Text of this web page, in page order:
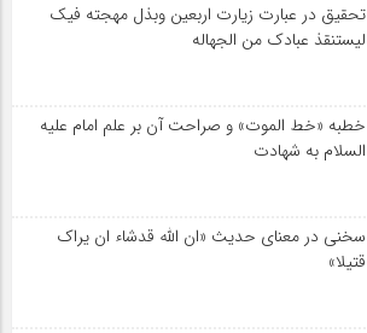
تحقیق در عبارت زیارت اربعین وبذل مهجته فیک
لیستنقذ عبادک من الجهاله
خطبه «خط الموت» و صراحت آن بر علم امام علیه
السلام به شهادت
سخنی در معنای حدیث «ان الله قدشاء ان یراک
قتیلا»